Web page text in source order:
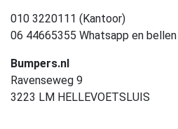
010 3220111 (Kantoor)
06 44665355 Whatsapp en bellen
Bumpers.nl
Ravenseweg 9
3223 LM HELLEVOETSLUIS